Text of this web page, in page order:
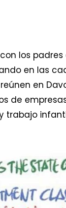
los
en las
en
de
trabajo